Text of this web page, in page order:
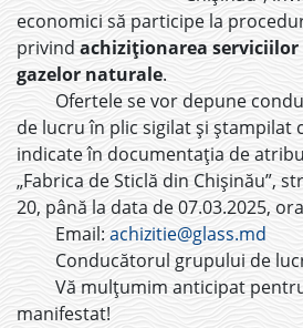
economici să participe la
privind achiziționarea serviciilor
gazelor naturale.
Ofertele se vor depune
de lucru în plic sigilat și ștampilat
indicate în documentația de
„Fabrica de Sticlă din Chișinău”,
20, până la data de 07.03.2025,
Email:achizitie@glass.md
Conducătorul grupului de
Vă mulțumim anticipat
manifestat!